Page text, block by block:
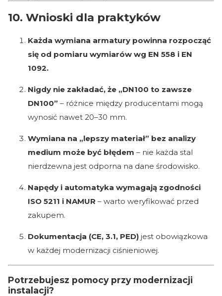
10. Wnioski dla praktyków
Każda wymiana armatury powinna rozpocząć
się od pomiaru wymiarów wg EN 558 i EN
1092.
Nigdy nie zakładać, że „DN100 to zawsze
DN100” – różnice między producentami mogą
wynosić nawet 20–30 mm.
Wymiana na „lepszy materiał” bez analizy
medium może być błędem – nie każda stal
nierdzewna jest odporna na dane środowisko.
Napędy i automatyka wymagają zgodności
ISO 5211 i NAMUR – warto weryfikować przed
zakupem.
Dokumentacja (CE, 3.1, PED) jest obowiązkowa
w każdej modernizacji ciśnieniowej.
Potrzebujesz pomocy przy modernizacji
instalacji?